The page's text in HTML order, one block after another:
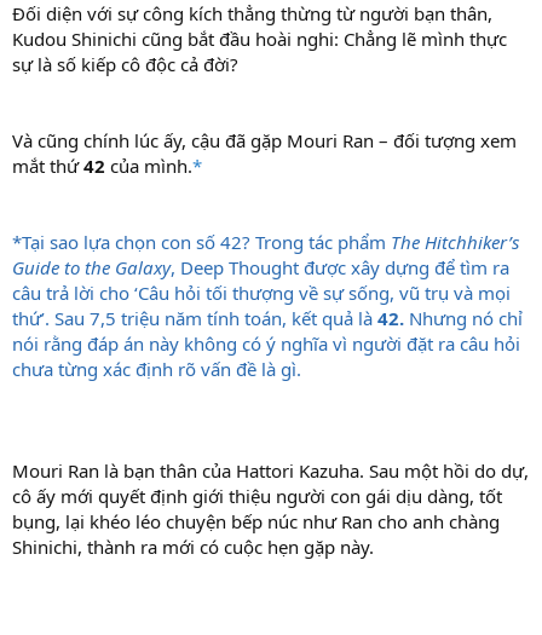
Đối diện với sự công kích thẳng thừng từ người bạn thân,
Kudou Shinichi cũng bắt đầu hoài nghi: Chẳng lẽ mình thực
sự là số kiếp cô độc cả đời?
Và cũng chính lúc ấy, cậu đã gặp Mouri Ran – đối tượng xem
mắt thứ42 của mình.*
*Tại sao lựa chọn con số 42? Trong tác phẩm The Hitchhiker’s
Guide to the Galaxy, Deep Thought được xây dựng để tìm ra
câu trả lời cho ‘Câu hỏi tối thượng về sự sống, vũ trụ và mọi
thứ’. Sau 7,5 triệu năm tính toán, kết quả là 42. Nhưng nó chỉ
nói rằng đáp án này không có ý nghĩa vì người đặt ra câu hỏi
chưa từng xác định rõ vấn đề là gì.
Mouri Ran là bạn thân của Hattori Kazuha. Sau một hồi do dự,
cô ấy mới quyết định giới thiệu người con gái dịu dàng, tốt
bụng, lại khéo léo chuyện bếp núc như Ran cho anh chàng
Shinichi, thành ra mới có cuộc hẹn gặp này.